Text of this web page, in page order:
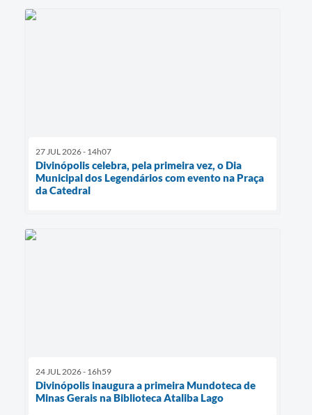
27 JUL 2026 - 14h07
Divinópolis celebra, pela primeira vez, o Dia
Municipal dos Legendários com evento na Praça
da Catedral
24 JUL 2026 - 16h59
Divinópolis inaugura a primeira Mundoteca de
Minas Gerais na Biblioteca Ataliba Lago